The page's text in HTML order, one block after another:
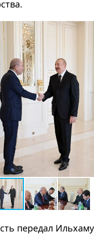
передал